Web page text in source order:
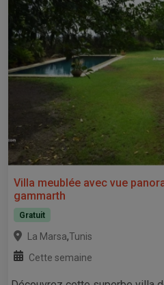
Villa meublée avec vue
gammarth
Gratuit
La Marsa,Tunis
Cette semaine